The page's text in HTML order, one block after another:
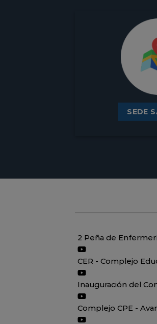
SEDE
2 Peña de
CER - Complejo
Inauguración del
Complejo CPE -